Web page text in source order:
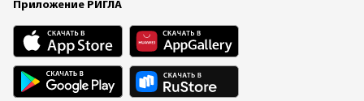
Приложение РИГЛА